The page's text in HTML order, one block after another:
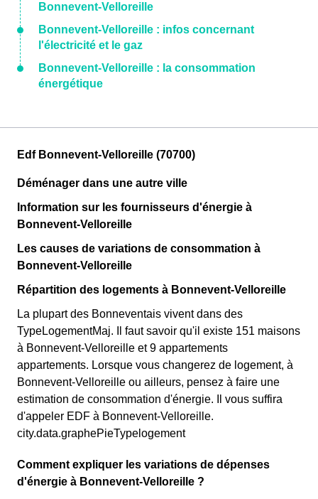
Bonnevent-Velloreille
Bonnevent-Velloreille : infos concernant
l'électricité et le gaz
Bonnevent-Velloreille : la consommation
énergétique
Edf Bonnevent-Velloreille (70700)
Déménager dans une autre ville
Information sur les fournisseurs d'énergie à
Bonnevent-Velloreille
Les causes de variations de consommation à
Bonnevent-Velloreille
Répartition des logements à Bonnevent-Velloreille
La plupart des Bonneventais vivent dans des
TypeLogementMaj. Il faut savoir qu'il existe 151 maisons
à Bonnevent-Velloreille et 9 appartements
appartements. Lorsque vous changerez de logement, à
Bonnevent-Velloreille ou ailleurs, pensez à faire une
estimation de consommation d'énergie. Il vous suffira
d'appeler EDF à Bonnevent-Velloreille.
city.data.graphePieTypelogement
Comment expliquer les variations de dépenses
d'énergie à Bonnevent-Velloreille ?